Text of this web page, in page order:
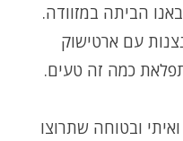
הביתה במזוודה.
עם ארטישוק
כמה זה טעים.
ובטוחה שתרוצו